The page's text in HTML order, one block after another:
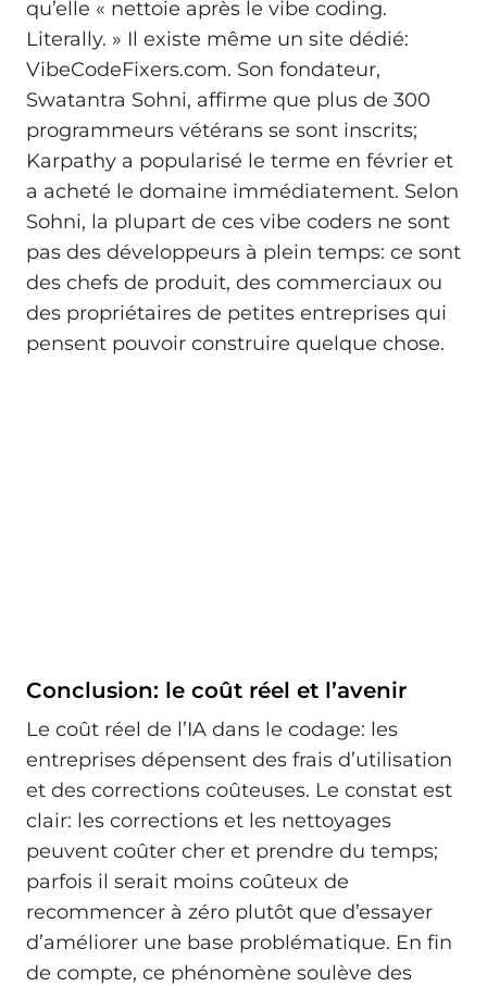
qu’elle « nettoie après le vibe coding.
Literally. » Il existe même un site dédié:
VibeCodeFixers.com. Son fondateur,
Swatantra Sohni, affirme que plus de 300
programmeurs vétérans se sont inscrits;
Karpathy a popularisé le terme en février et
a acheté le domaine immédiatement. Selon
Sohni, la plupart de ces vibe coders ne sont
pas des développeurs à plein temps: ce sont
des chefs de produit, des commerciaux ou
des propriétaires de petites entreprises qui
pensent pouvoir construire quelque chose.
Conclusion: le coût réel et l’avenir
Le coût réel de l’IA dans le codage: les
entreprises dépensent des frais d’utilisation
et des corrections coûteuses. Le constat est
clair: les corrections et les nettoyages
peuvent coûter cher et prendre du temps;
parfois il serait moins coûteux de
recommencer à zéro plutôt que d’essayer
d’améliorer une base problématique. En fin
de compte, ce phénomène soulève des